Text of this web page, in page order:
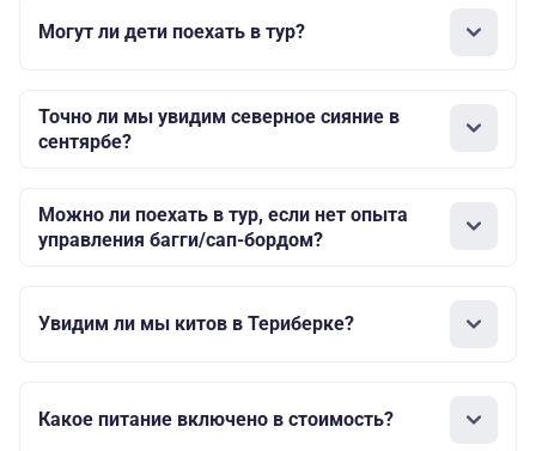
Могут ли дети поехать в тур?
Точно ли мы увидим северное сияние в
сентярбе?
Можно ли поехать в тур, если нет опыта
управления багги/сап-бордом?
Увидим ли мы китов в Териберке?
Какое питание включено в стоимость?